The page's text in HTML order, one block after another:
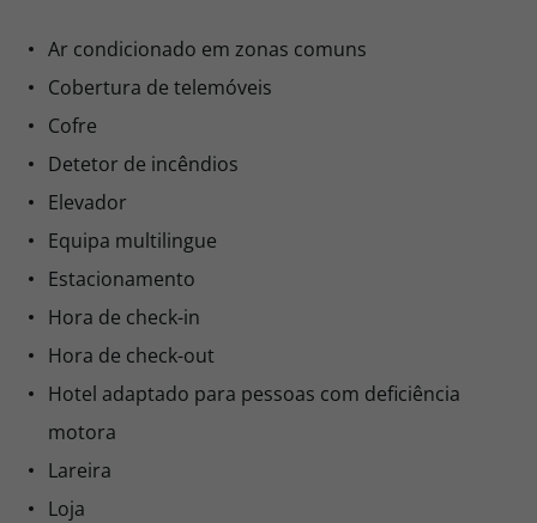
Ar condicionado em zonas comuns
Cobertura de telemóveis
Cofre
Detetor de incêndios
Elevador
Equipa multilingue
Estacionamento
Hora de check-in
Hora de check-out
Hotel adaptado para pessoas com deficiência
motora
Lareira
Loja